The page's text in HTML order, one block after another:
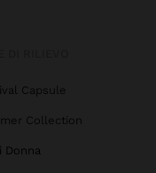
Capsule
Collection
Donna